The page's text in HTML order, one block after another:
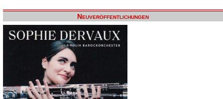
Neuveröffentlichungen